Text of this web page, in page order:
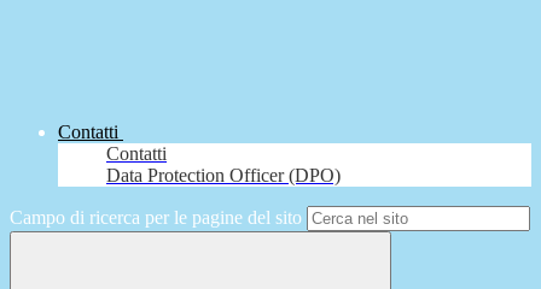
Contatti
Contatti
Data Protection Officer (DPO)
Campo di ricerca per le pagine del sito